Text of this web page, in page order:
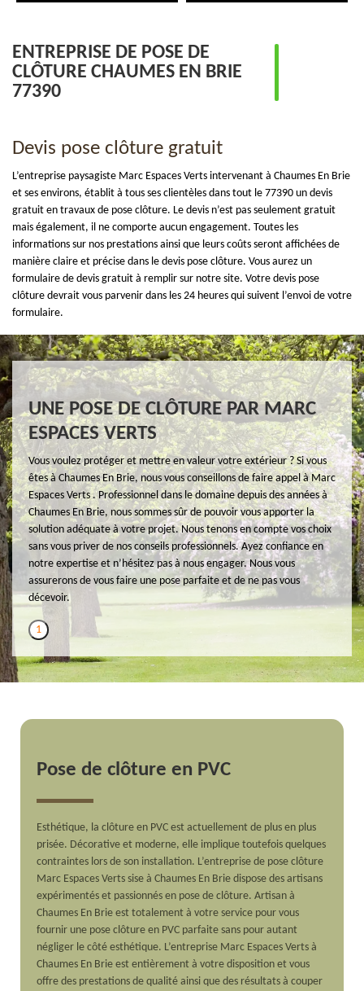
ENTREPRISE DE POSE DE
CLÔTURE CHAUMES EN BRIE
77390
Devis pose clôture gratuit
L’entreprise paysagiste Marc Espaces Verts intervenant à Chaumes En Brie
et ses environs, établit à tous ses clientèles dans tout le 77390 un devis
gratuit en travaux de pose clôture. Le devis n’est pas seulement gratuit
mais également, il ne comporte aucun engagement. Toutes les
informations sur nos prestations ainsi que leurs coûts seront affichées de
manière claire et précise dans le devis pose clôture. Vous aurez un
formulaire de devis gratuit à remplir sur notre site. Votre devis pose
clôture devrait vous parvenir dans les 24 heures qui suivent l’envoi de votre
formulaire.
UNE POSE DE CLÔTURE PAR MARC
ESPACES VERTS
Vous voulez protéger et mettre en valeur votre extérieur ? Si vous
êtes à Chaumes En Brie, nous vous conseillons de faire appel à Marc
Espaces Verts . Professionnel dans le domaine depuis des années à
Chaumes En Brie, nous sommes sûr de pouvoir vous apporter la
solution adéquate à votre projet. Nous tenons en compte vos choix
sans vous priver de nos conseils professionnels. Ayez confiance en
notre expertise et n’hésitez pas à nous engager. Nous vous
assurerons de vous faire une pose parfaite et de ne pas vous
décevoir.
1
Pose de clôture en PVC
Esthétique, la clôture en PVC est actuellement de plus en plus
prisée. Décorative et moderne, elle implique toutefois quelques
contraintes lors de son installation. L’entreprise de pose clôture
Marc Espaces Verts sise à Chaumes En Brie dispose des artisans
expérimentés et passionnés en pose de clôture. Artisan à
Chaumes En Brie est totalement à votre service pour vous
fournir une pose clôture en PVC parfaite sans pour autant
négliger le côté esthétique. L’entreprise Marc Espaces Verts à
Chaumes En Brie est entièrement à votre disposition et vous
offre des prestations de qualité ainsi que des résultats à couper